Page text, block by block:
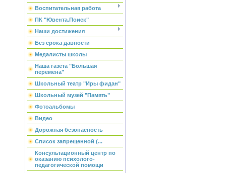
Воспитательная работа
ПК "Ювента.Поиск"
Наши достижения
Без срока давности
Медалисты школы
Наша газета "Большая
перемена"
Школьный театр "Иры фидан"
Школьный музей "Память"
Фотоальбомы
Видео
Дорожная безопасность
Список запрещенной (...
Консультационный центр по
оказанию психолого-
педагогической помощи